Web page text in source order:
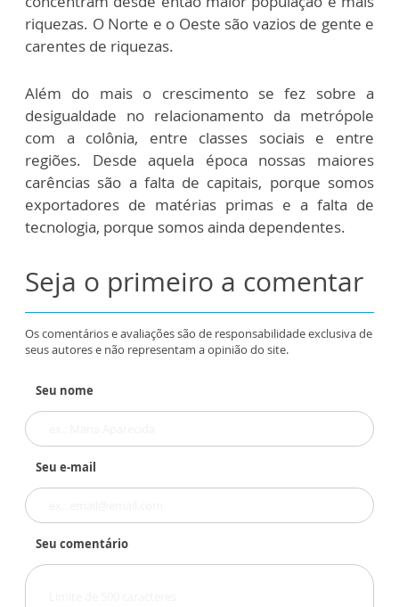
riquezas. O Norte e o Oeste são vazios de gente e
carentes de riquezas.
Além do mais o crescimento se fez sobre a
desigualdade no relacionamento da metrópole
com a colônia, entre classes sociais e entre
regiões. Desde aquela época nossas maiores
carências são a falta de capitais, porque somos
exportadores de matérias primas e a falta de
tecnologia, porque somos ainda dependentes.
Seja o primeiro a comentar
Os comentários e avaliações são de responsabilidade exclusiva de
seus autores e não representam a opinião do site.
Seu nome
Seu e-mail
Seu comentário